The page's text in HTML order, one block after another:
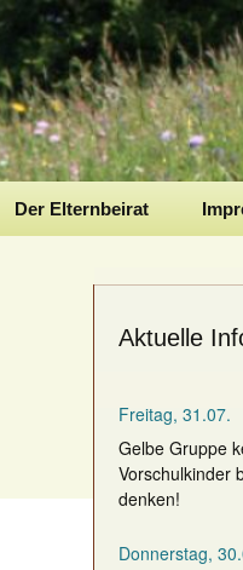
Der Elternbeirat
Aktuelle
Freitag, 31.07.
Gelbe Gruppe
Vorschulkinder
denken!
Donnerstag,